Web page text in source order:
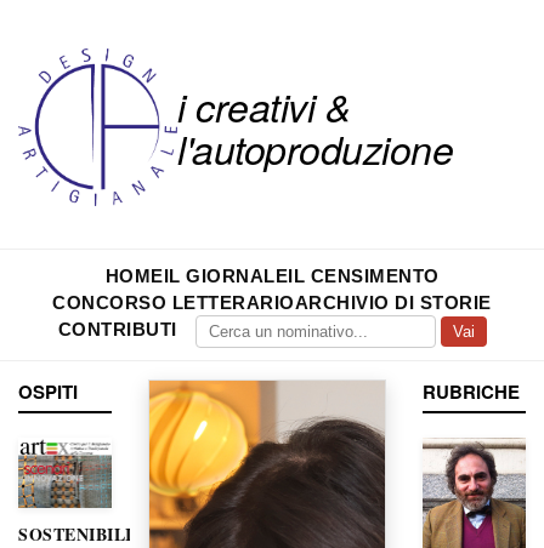
i creativi &
l'autoproduzione
HOMEIL GIORNALEIL CENSIMENTO
CONCORSO LETTERARIOARCHIVIO DI STORIE
CONTRIBUTI
Vai
OSPITI
SOSTENIBILITÀ
RUBRICHE